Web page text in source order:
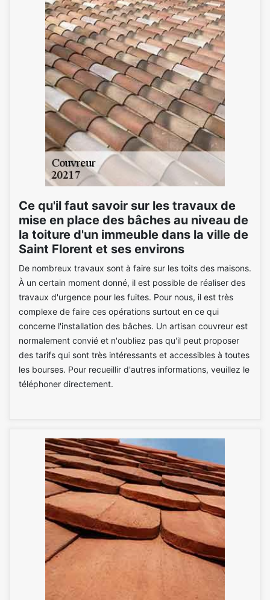
Ce qu'il faut savoir sur les travaux de
mise en place des bâches au niveau de
la toiture d'un immeuble dans la ville de
Saint Florent et ses environs
De nombreux travaux sont à faire sur les toits des maisons.
À un certain moment donné, il est possible de réaliser des
travaux d'urgence pour les fuites. Pour nous, il est très
complexe de faire ces opérations surtout en ce qui
concerne l'installation des bâches. Un artisan couvreur est
normalement convié et n'oubliez pas qu'il peut proposer
des tarifs qui sont très intéressants et accessibles à toutes
les bourses. Pour recueillir d'autres informations, veuillez le
téléphoner directement.